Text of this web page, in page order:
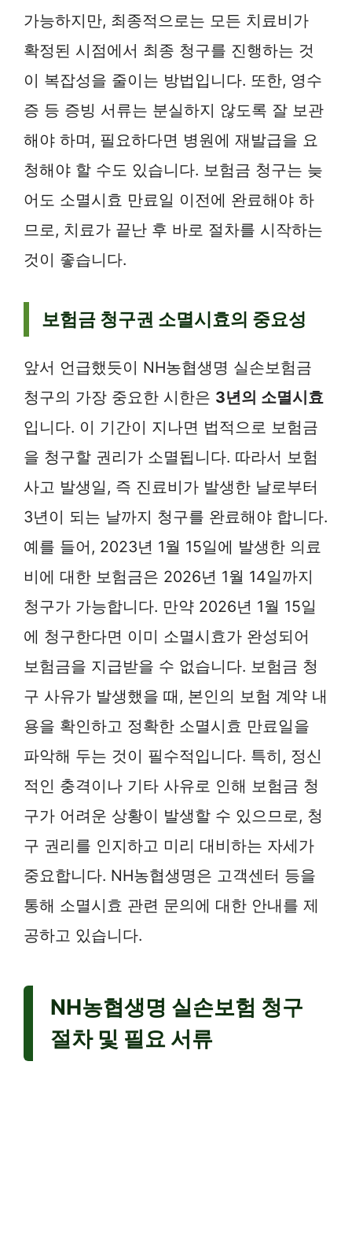
가능하지만, 최종적으로는 모든 치료비가
확정된 시점에서 최종 청구를 진행하는 것
이 복잡성을 줄이는 방법입니다. 또한, 영수
증 등 증빙 서류는 분실하지 않도록 잘 보관
해야 하며, 필요하다면 병원에 재발급을 요
청해야 할 수도 있습니다. 보험금 청구는 늦
어도 소멸시효 만료일 이전에 완료해야 하
므로, 치료가 끝난 후 바로 절차를 시작하는
것이 좋습니다.
보험금 청구권 소멸시효의 중요성
앞서 언급했듯이 NH농협생명 실손보험금
청구의 가장 중요한 시한은 3년의 소멸시효
입니다. 이 기간이 지나면 법적으로 보험금
을 청구할 권리가 소멸됩니다. 따라서 보험
사고 발생일, 즉 진료비가 발생한 날로부터
3년이 되는 날까지 청구를 완료해야 합니다.
예를 들어, 2023년 1월 15일에 발생한 의료
비에 대한 보험금은 2026년 1월 14일까지
청구가 가능합니다. 만약 2026년 1월 15일
에 청구한다면 이미 소멸시효가 완성되어
보험금을 지급받을 수 없습니다. 보험금 청
구 사유가 발생했을 때, 본인의 보험 계약 내
용을 확인하고 정확한 소멸시효 만료일을
파악해 두는 것이 필수적입니다. 특히, 정신
적인 충격이나 기타 사유로 인해 보험금 청
구가 어려운 상황이 발생할 수 있으므로, 청
구 권리를 인지하고 미리 대비하는 자세가
중요합니다. NH농협생명은 고객센터 등을
통해 소멸시효 관련 문의에 대한 안내를 제
공하고 있습니다.
NH농협생명 실손보험 청구
절차 및 필요 서류